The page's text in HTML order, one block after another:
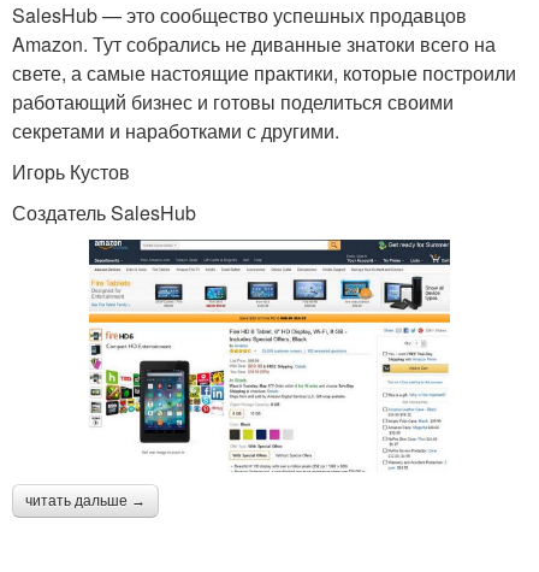
SalesHub — это сообщество успешных продавцов
Amazon. Тут собрались не диванные знатоки всего на
свете, а самые настоящие практики, которые построили
работающий бизнес и готовы поделиться своими
секретами и наработками с другими.
Игорь Кустов
Создатель SalesHub
читать дальше →